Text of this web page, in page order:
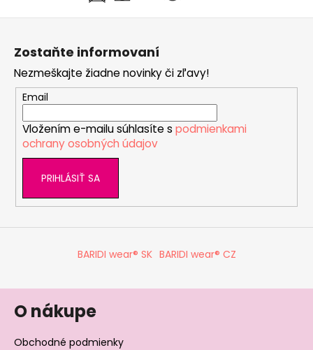
Zostaňte informovaní
Nezmeškajte žiadne novinky či zľavy!
Email
Vložením e-mailu súhlasíte s podmienkami
ochrany osobných údajov
PRIHLÁSIŤ SA
BARIDI wear® SK BARIDI wear® CZ
O nákupe
Obchodné podmienky